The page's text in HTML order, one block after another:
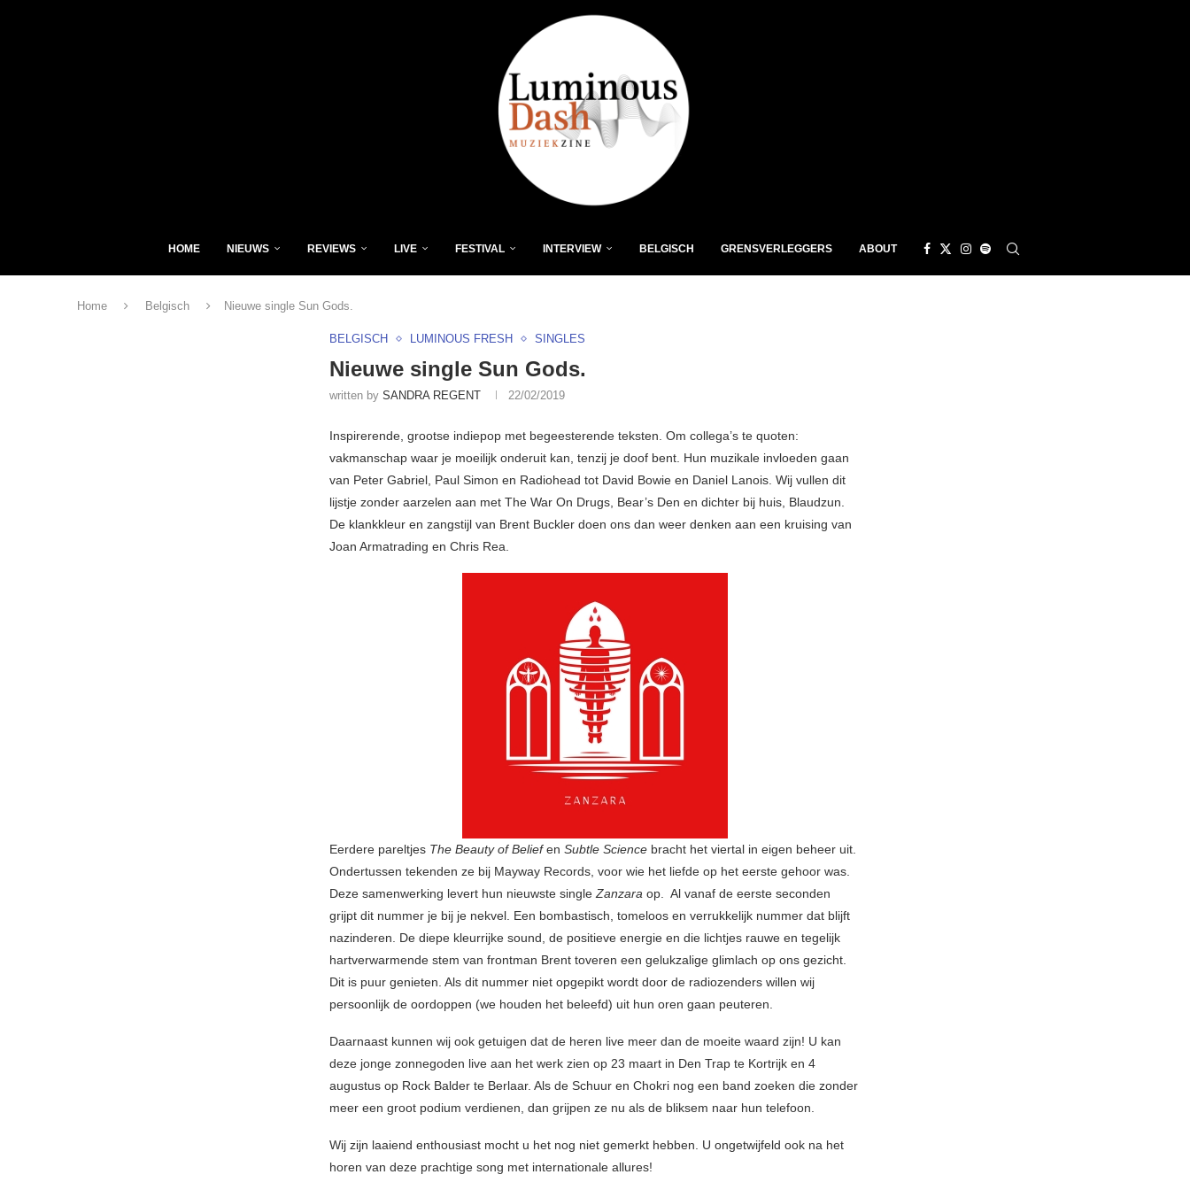
HOME NIEUWS REVIEWS LIVE FESTIVAL INTERVIEW BELGISCH GRENSVERLEGGERS ABOUT
Home Belgisch Nieuwe single Sun Gods.
BELGISCH LUMINOUS FRESH SINGLES
Nieuwe single Sun Gods.
written by SANDRA REGENT 22/02/2019
Inspirerende, grootse indiepop met begeesterende teksten. Om collega’s te quoten:
vakmanschap waar je moeilijk onderuit kan, tenzij je doof bent. Hun muzikale invloeden gaan
van Peter Gabriel, Paul Simon en Radiohead tot David Bowie en Daniel Lanois. Wij vullen dit
lijstje zonder aarzelen aan met The War On Drugs, Bear’s Den en dichter bij huis, Blaudzun.
De klankkleur en zangstijl van Brent Buckler doen ons dan weer denken aan een kruising van
Joan Armatrading en Chris Rea.
Eerdere pareltjes The Beauty of Beliefen Subtle Science bracht het viertal in eigen beheer uit.
Ondertussen tekenden ze bij Mayway Records, voor wie het liefde op het eerste gehoor was.
Deze samenwerking levert hun nieuwste singleZanzara op. Al vanaf de eerste seconden
grijpt dit nummer je bij je nekvel. Een bombastisch, tomeloos en verrukkelijk nummer dat blijft
nazinderen. De diepe kleurrijke sound, de positieve energie en die lichtjes rauwe en tegelijk
hartverwarmende stem van frontman Brent toveren een gelukzalige glimlach op ons gezicht.
Dit is puur genieten. Als dit nummer niet opgepikt wordt door de radiozenders willen wij
persoonlijk de oordoppen (we houden het beleefd) uit hun oren gaan peuteren.
Daarnaast kunnen wij ook getuigen dat de heren live meer dan de moeite waard zijn! U kan
deze jonge zonnegoden live aan het werk zien op 23 maart in Den Trap te Kortrijk en 4
augustus op Rock Balder te Berlaar. Als de Schuur en Chokri nog een band zoeken die zonder
meer een groot podium verdienen, dan grijpen ze nu als de bliksem naar hun telefoon.
Wij zijn laaiend enthousiast mocht u het nog niet gemerkt hebben. U ongetwijfeld ook na het
horen van deze prachtige song met internationale allures!